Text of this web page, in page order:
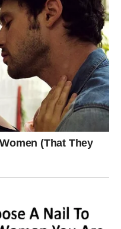
mislite više
energije trošili na druge
dok ste vlastite
biste konačno trebali
družite se i radite